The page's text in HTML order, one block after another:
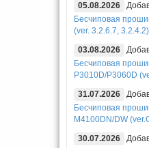
05.08.2026
Бесчиповая
(ver. 3.2.6.7, 3.2.4.2)
03.08.2026
Бесчиповая
P3010D/P3060D
31.07.2026
Бесчиповая
M4100DN/DW
30.07.2026